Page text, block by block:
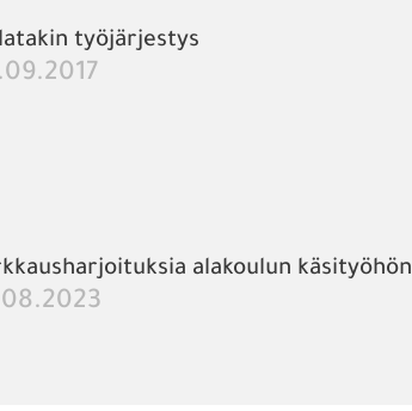
työjärjestys
alakoulun käsityöhön